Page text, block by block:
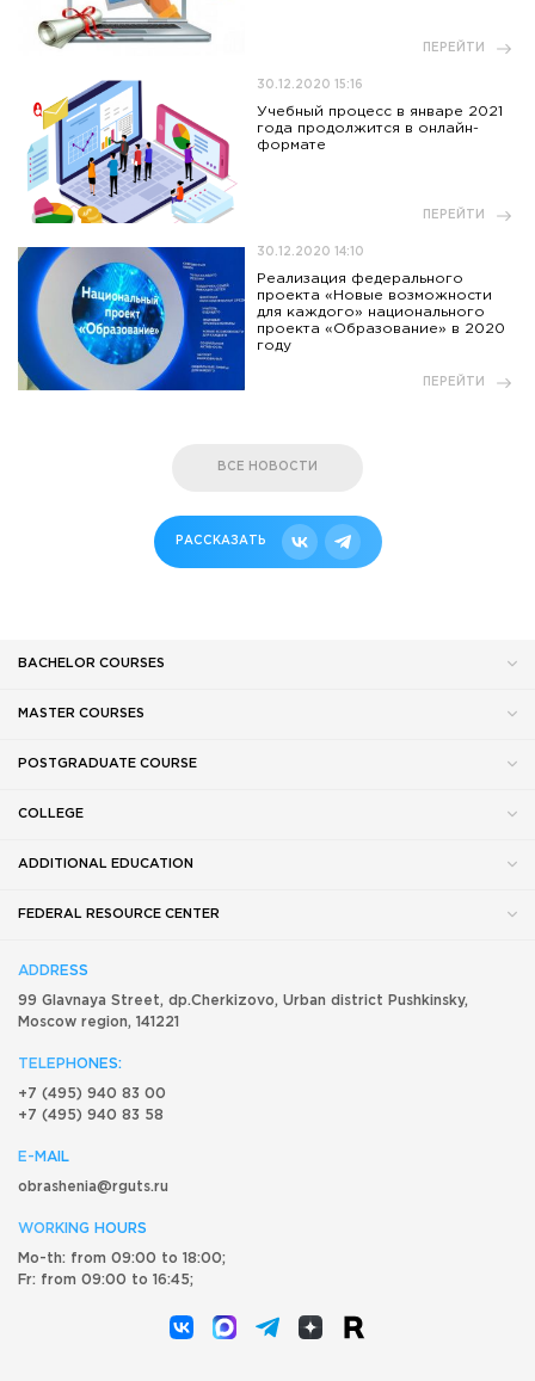
ПЕРЕЙТИ
30.12.2020 15:16
Учебный процесс в январе 2021
года продолжится в онлайн-
формате
ПЕРЕЙТИ
30.12.2020 14:10
Реализация федерального
проекта «Новые возможности
для каждого» национального
проекта «Образование» в 2020
году
ПЕРЕЙТИ
ВСЕ НОВОСТИ
РАССКАЗАТЬ
BACHELOR COURSES
MASTER COURSES
POSTGRADUATE COURSE
COLLEGE
ADDITIONAL EDUCATION
FEDERAL RESOURCE CENTER
ADDRESS
99 Glavnaya Street, dp.Cherkizovo, Urban district Pushkinsky,
Moscow region, 141221
TELEPHONES:
+7 (495) 940 83 00
+7 (495) 940 83 58
E-MAIL
obrashenia@rguts.ru
WORKING HOURS
Mo-th: from 09:00 to 18:00;
Fr: from 09:00 to 16:45;